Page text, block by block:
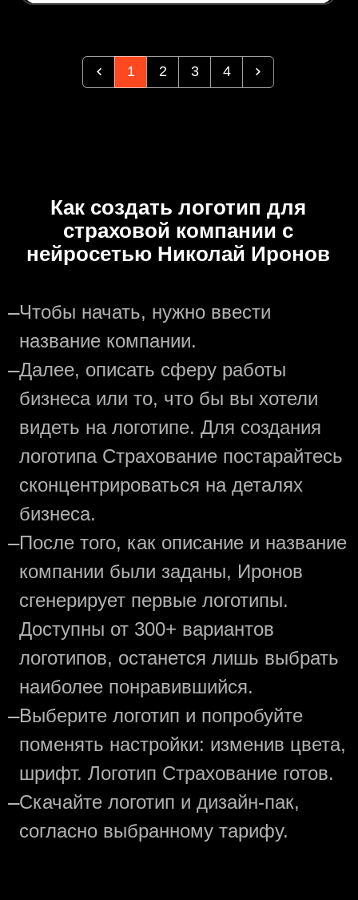
1 2 3 4
Как создать логотип для
страховой компании с
нейросетью Николай Иронов
—Чтобы начать, нужно ввести
название компании.
—Далее, описать сферу работы
бизнеса или то, что бы вы хотели
видеть на логотипе. Для создания
логотипа Страхование постарайтесь
сконцентрироваться на деталях
бизнеса.
—После того, как описание и название
компании были заданы, Иронов
сгенерирует первые логотипы.
Доступны от 300+ вариантов
логотипов, останется лишь выбрать
наиболее понравившийся.
—Выберите логотип и попробуйте
поменять настройки: изменив цвета,
шрифт. Логотип Страхование готов.
—Скачайте логотип и дизайн-пак,
согласно выбранному тарифу.